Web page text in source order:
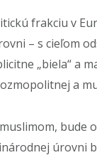
frakciu v
– s cieľom
„biela“ a
a
úrovni